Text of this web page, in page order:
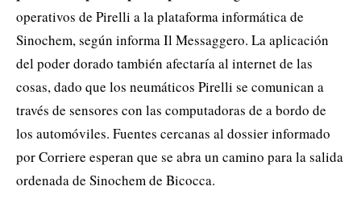
operativos de Pirelli a la plataforma informática de
Sinochem, según informa Il Messaggero. La aplicación
del poder dorado también afectaría al internet de las
cosas, dado que los neumáticos Pirelli se comunican a
través de sensores con las computadoras de a bordo de
los automóviles. Fuentes cercanas al dossier informado
por Corriere esperan que se abra un camino para la salida
ordenada de Sinochem de Bicocca.